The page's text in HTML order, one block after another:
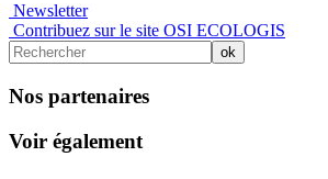
Newsletter
Contribuez sur le site OSI ECOLOGIS
Nos partenaires
Voir également